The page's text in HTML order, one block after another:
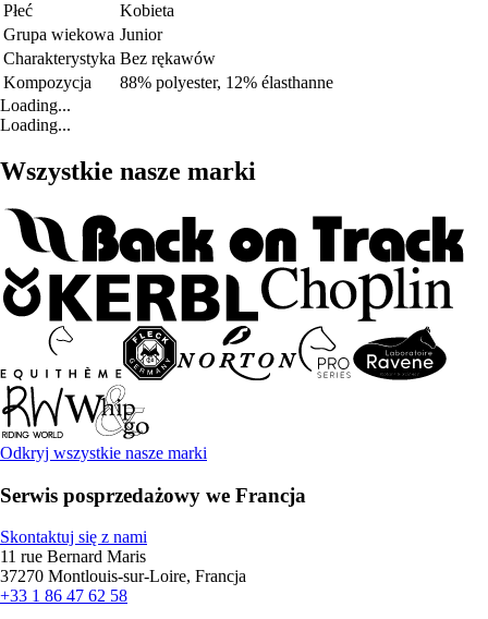
Płeć
Kobieta
Grupa wiekowa Junior
Charakterystyka Bez rękawów
Kompozycja
88% polyester, 12% élasthanne
Loading...
Loading...
Wszystkie nasze marki
Odkryj wszystkie nasze marki
Serwis posprzedażowy we Francja
Skontaktuj się z nami
11 rue Bernard Maris
37270 Montlouis-sur-Loire, Francja
+33 1 86 47 62 58